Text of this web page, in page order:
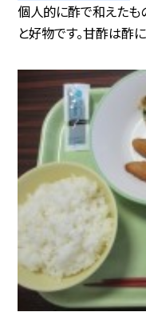
個人的に酢で和えたも
と好物です。甘酢は酢